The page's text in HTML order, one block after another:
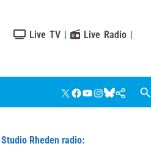
Live TV | Live Radio |
X Facebook
YouTube
Instagram
Bluesky
Google
Nieuws
Rheden radio: